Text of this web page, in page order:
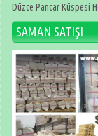
Düzce Pancar Küspesi
SAMAN SATIŞI